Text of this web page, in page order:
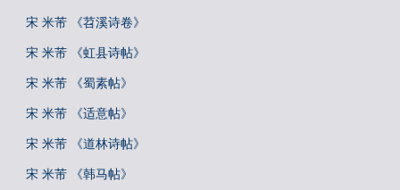
宋 米芾 《苕溪诗卷》
宋 米芾 《虹县诗帖》
宋 米芾 《蜀素帖》
宋 米芾 《适意帖》
宋 米芾 《道林诗帖》
宋 米芾 《韩马帖》